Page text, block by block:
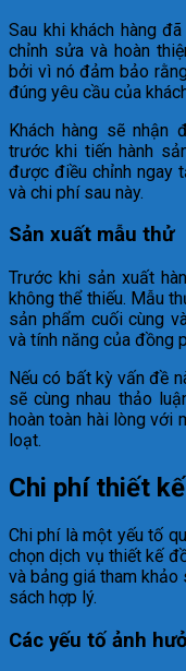
Sau khi khách hàng
chỉnh sửa và hoàn
bởi vì nó đảm bảo
đúng yêu cầu của
Khách hàng sẽ nhận
trước khi tiến hành
được điều chỉnh ngay
và chi phí sau này.
Sản xuất mẫu thử
Trước khi sản xuất
không thể thiếu. Mẫu
sản phẩm cuối cùng
và tính năng của đồng
Nếu có bất kỳ vấn đề
sẽ cùng nhau thảo
hoàn toàn hài lòng với
loạt.
Chi phí thiết
Chi phí là một yếu tố
chọn dịch vụ thiết kế
và bảng giá tham khảo
sách hợp lý.
Các yếu tố ảnh